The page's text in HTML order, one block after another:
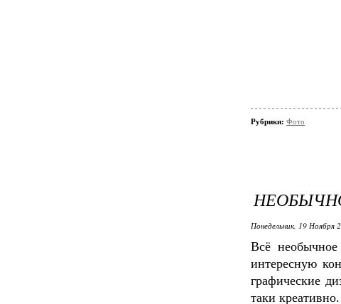
Рубрики: Фото
Понедельник, 19 Ноября
Всё
интересную
графические
таки